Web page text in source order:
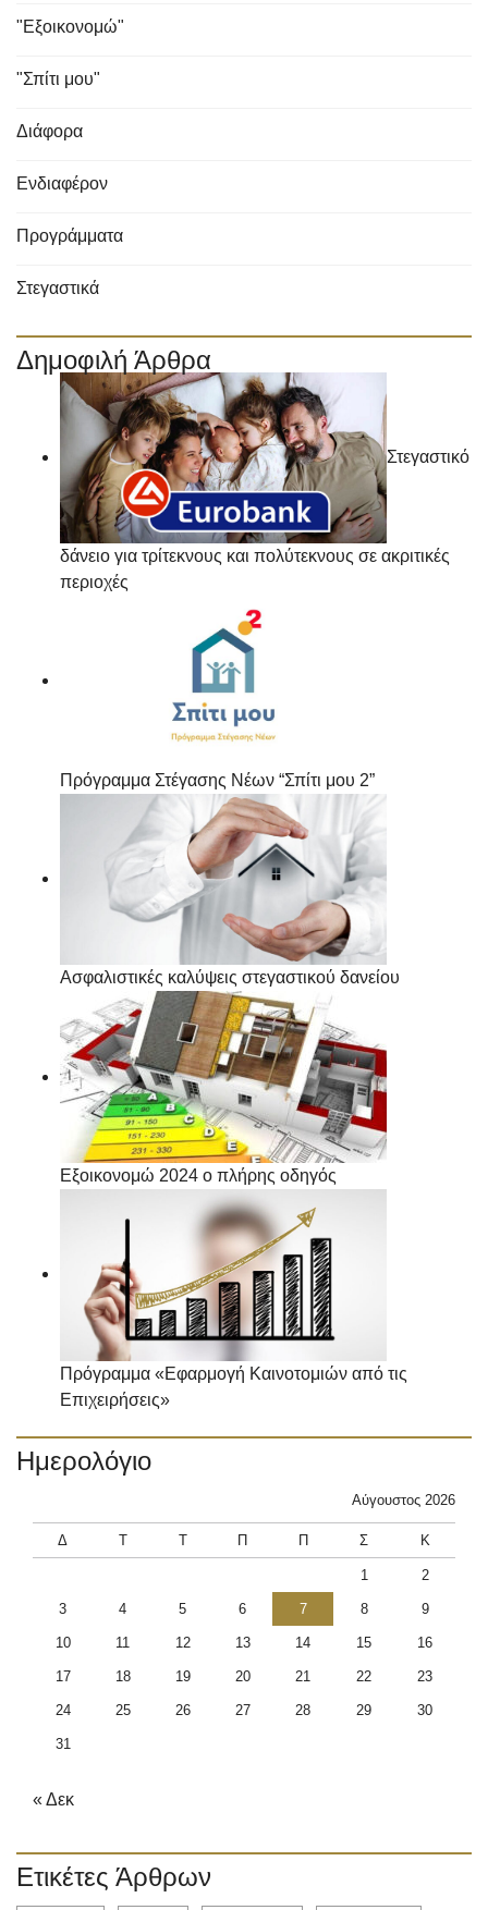
"Εξοικονομώ"
"Σπίτι μου"
Διάφορα
Ενδιαφέρον
Προγράμματα
Στεγαστικά
Δημοφιλή Άρθρα
Στεγαστικό
δάνειο για τρίτεκνους και πολύτεκνους σε ακριτικές
περιοχές
Πρόγραμμα Στέγασης Νέων “Σπίτι μου 2”
Ασφαλιστικές καλύψεις στεγαστικού δανείου
Εξοικονομώ 2024 ο πλήρης οδηγός
Πρόγραμμα «Εφαρμογή Καινοτομιών από τις
Επιχειρήσεις»
Ημερολόγιο
Αύγουστος 2026
Δ Τ Τ Π Π Σ Κ
1 2
3 4 5 6 7 8 9
10 11 12 13 14 15 16
17 18 19 20 21 22 23
24 25 26 27 28 29 30
31
« Δεκ
Ετικέτες Άρθρων